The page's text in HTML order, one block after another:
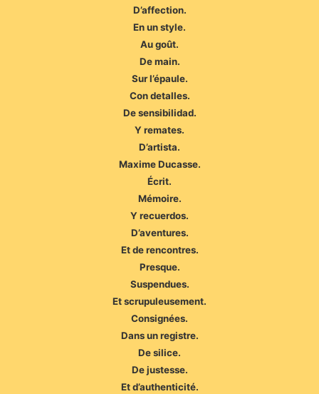
D’affection.
En un style.
Au goût.
De main.
Sur l’épaule.
Con detalles.
De sensibilidad.
Y remates.
D’artista.
Maxime Ducasse.
Écrit.
Mémoire.
Y recuerdos.
D’aventures.
Et de rencontres.
Presque.
Suspendues.
Et scrupuleusement.
Consignées.
Dans un registre.
De silice.
De justesse.
Et d’authenticité.